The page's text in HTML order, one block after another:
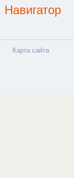
Навигатор
Карта сайта